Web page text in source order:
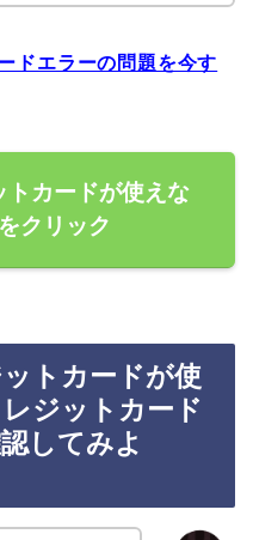
ドエラーの問題を今す
トカードが使えな
クリック
トカードが使
ジットカード
してみよ